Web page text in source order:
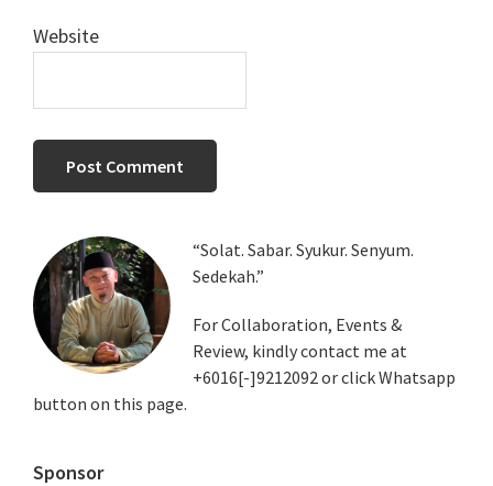
Website
Primary
Sidebar
“Solat. Sabar. Syukur. Senyum.
Sedekah.”
For Collaboration, Events &
Review, kindly contact me at
+6016[-]9212092 or click Whatsapp
button on this page.
Sponsor